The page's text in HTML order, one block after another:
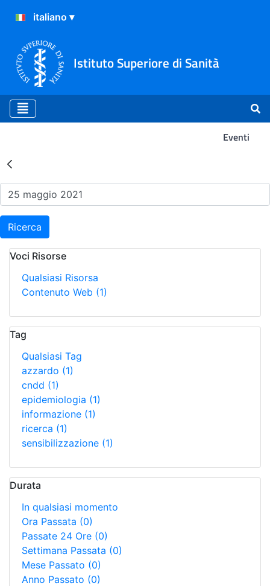
Istituto Superiore di Sanità
Eventi
Risultati della Ricerca -
Ricerca
Voci Risorse
Qualsiasi Risorsa
Contenuto Web (1)
Tag
Qualsiasi Tag
azzardo (1)
cndd (1)
epidemiologia (1)
informazione (1)
ricerca (1)
sensibilizzazione (1)
Durata
In qualsiasi momento
Ora Passata (0)
Passate 24 Ore (0)
Settimana Passata (0)
Mese Passato (0)
Anno Passato (0)